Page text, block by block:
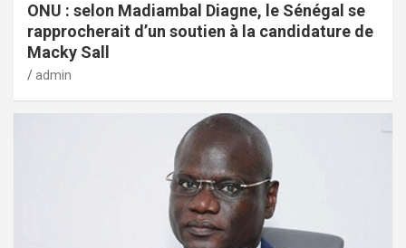
ONU : selon Madiambal Diagne, le Sénégal se
rapprocherait d’un soutien à la candidature de
Macky Sall
admin